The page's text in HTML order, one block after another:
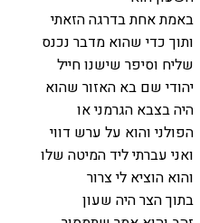
באמת אחת בדרגה הזאתי
ותוך כדי שהוא מדבר נכנס
שליח וסיפר שישנו חייל
יהודי שם בא האזור שהוא
היה בצבא הגרמני או
הפולני והוא על ערש דווי
ואני עברתי ליד המיטה שלו
והוא הוציא לי צרור
בתוך הצר היה שעון